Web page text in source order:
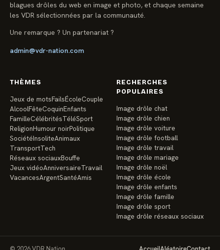
blagues drôles du web en image et photo, et chaque semaine
les VDR sélectionnées par la communauté.
Une remarque ? Un partenariat ?
admin@vdr-nation.com
THÈMES
Jeux de motsFailsÉcoleCouple
AlcoolFêteCoquinEnfants
FamilleCélébritésTéléSport
ReligionHumour noirPolitique
SociétéInsoliteAnimaux
TransportTech
Réseaux sociauxBouffe
Jeux vidéoAnniversaireTravail
VacancesArgentSantéAmis
RECHERCHES
POPULAIRES
Image drôle chat
Image drôle chien
Image drôle voiture
Image drôle football
Image drôle travail
Image drôle mariage
Image drôle noël
Image drôle école
Image drôle enfants
Image drôle famille
Image drôle sport
Image drôle réseaux sociaux